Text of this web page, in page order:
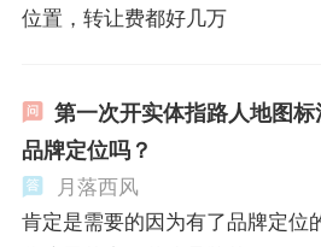
位置，转让费都好几万
第一次开实体指路人地图
品牌定位吗？
月落西风
肯定是需要的因为有了品牌定位